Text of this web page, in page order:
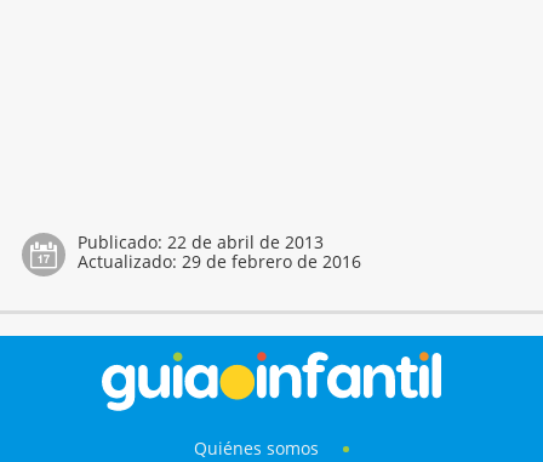
Publicado: 22 de abril de 2013
Actualizado: 29 de febrero de 2016
Quiénes somos